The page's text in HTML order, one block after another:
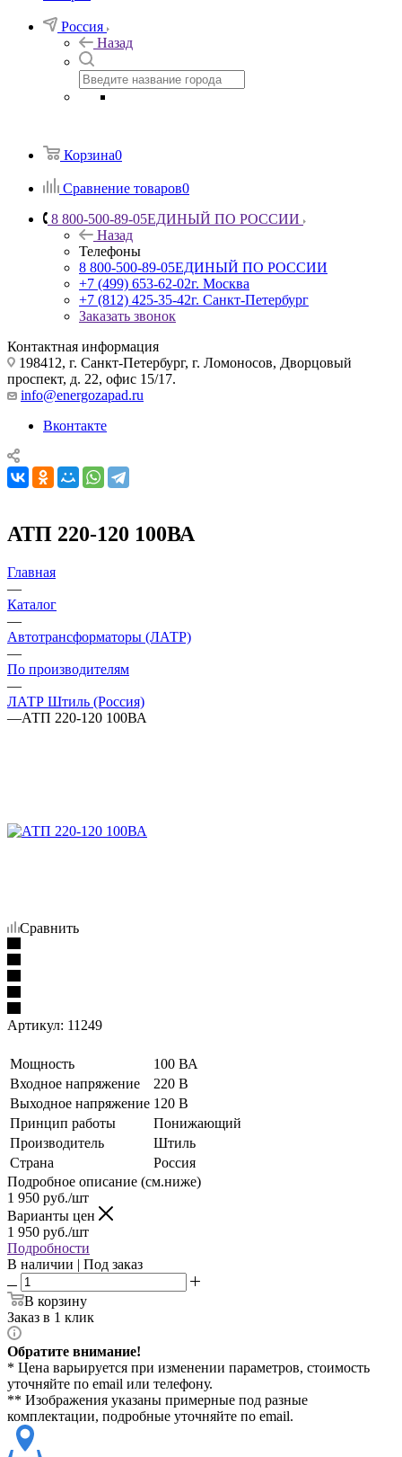
Россия
Назад
Корзина0
Сравнение товаров0
8 800-500-89-05ЕДИНЫЙ ПО РОССИИ
Назад
Телефоны
8 800-500-89-05ЕДИНЫЙ ПО РОССИИ
+7 (499) 653-62-02г. Москва
+7 (812) 425-35-42г. Санкт-Петербург
Заказать звонок
Контактная информация
198412, г. Санкт-Петербург, г. Ломоносов, Дворцовый
проспект, д. 22, офис 15/17.
info@energozapad.ru
Вконтакте
АТП 220-120 100ВА
Главная
—
Каталог
—
Автотрансформаторы (ЛАТР)
—
По производителям
—
ЛАТР Штиль (Россия)
—АТП 220-120 100ВА
Сравнить
Артикул: 11249
Мощность
100 ВА
Входное напряжение
220 В
Выходное напряжение 120 В
Принцип работы
Понижающий
Производитель
Штиль
Страна
Россия
Подробное описание (см.ниже)
1 950 руб./шт
Варианты цен
1 950 руб./шт
Подробности
В наличии | Под заказ
В корзину
Заказ в 1 клик
Обратите внимание!
* Цена варьируется при изменении параметров, стоимость
уточняйте по email или телефону.
** Изображения указаны примерные под разные
комплектации, подробные уточняйте по email.